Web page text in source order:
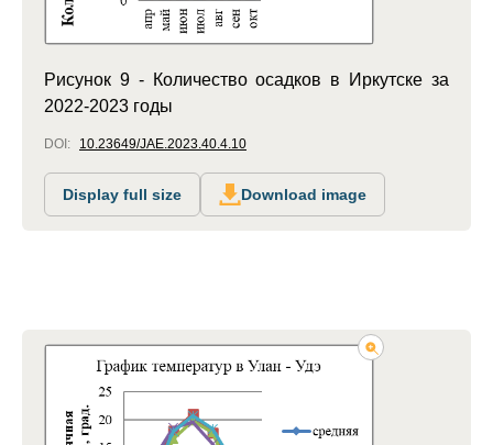
Рисунок 9 - Количество осадков в Иркутске за
2022-2023 годы
DOI: 10.23649/JAE.2023.40.4.10
Display full size Download image